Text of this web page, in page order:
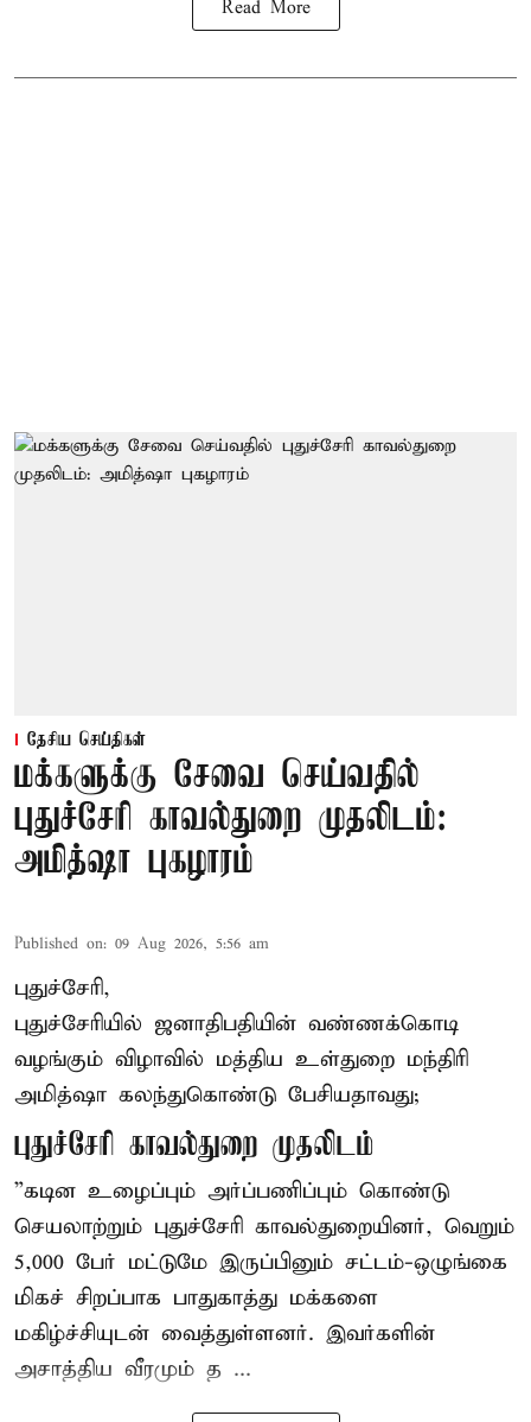
Read More
தேசிய செய்திகள்
மக்களுக்கு சேவை செய்வதில்
புதுச்சேரி காவல்துறை முதலிடம்:
அமித்ஷா புகழாரம்
Published on: 09 Aug 2026, 5:56 am
புதுச்சேரி,
புதுச்சேரியில் ஜனாதிபதியின் வண்ணக்கொடி
வழங்கும் விழாவில் மத்திய உள்துறை மந்திரி
அமித்ஷா கலந்துகொண்டு பேசியதாவது;
புதுச்சேரி காவல்துறை முதலிடம்
”கடின உழைப்பும் அர்ப்பணிப்பும் கொண்டு
செயலாற்றும் புதுச்சேரி காவல்துறையினர், வெறும்
5,000 பேர் மட்டுமே இருப்பினும் சட்டம்-ஒழுங்கை
மிகச் சிறப்பாக பாதுகாத்து மக்களை
மகிழ்ச்சியுடன் வைத்துள்ளனர். இவர்களின்
அசாத்திய வீரமும் த ...